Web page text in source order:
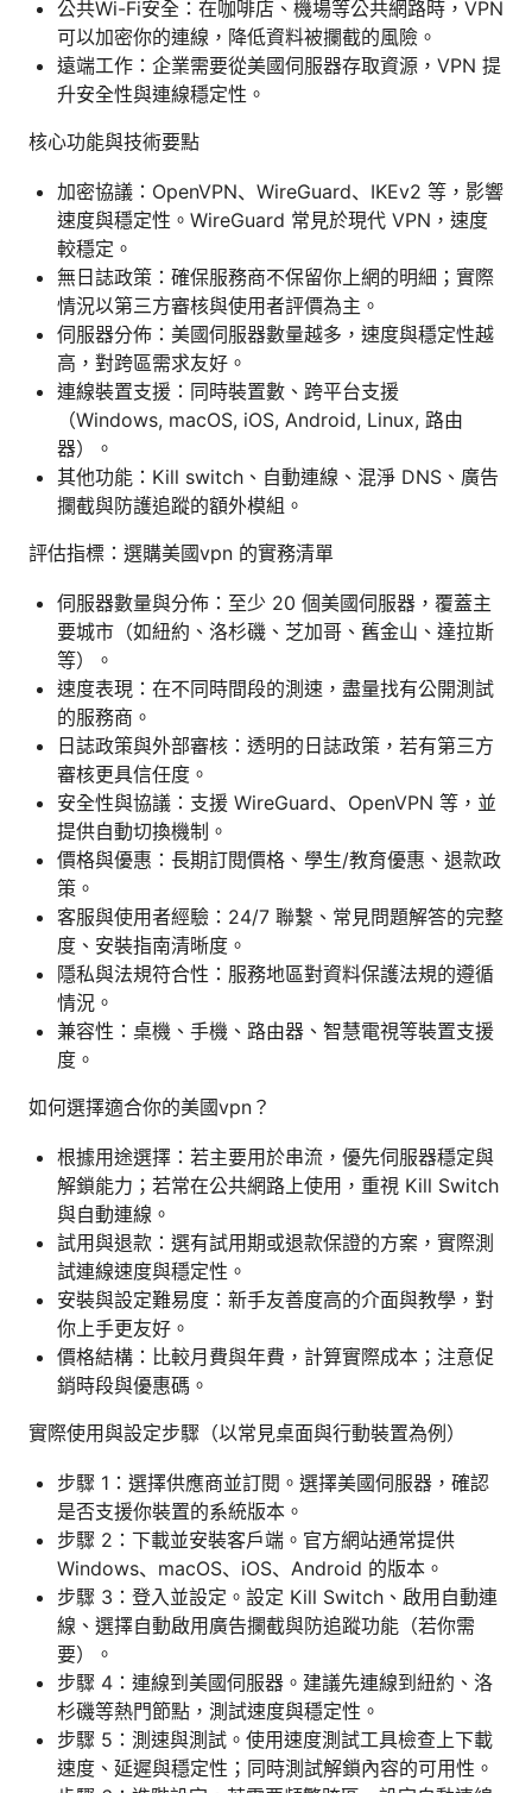
公共Wi-Fi安全：在咖啡店、機場等公共網路時，VPN
可以加密你的連線，降低資料被攔截的風險。
遠端工作：企業需要從美國伺服器存取資源，VPN 提
升安全性與連線穩定性。
核心功能與技術要點
加密協議：OpenVPN、WireGuard、IKEv2 等，影響
速度與穩定性。WireGuard 常見於現代 VPN，速度
較穩定。
無日誌政策：確保服務商不保留你上網的明細；實際
情況以第三方審核與使用者評價為主。
伺服器分佈：美國伺服器數量越多，速度與穩定性越
高，對跨區需求友好。
連線裝置支援：同時裝置數、跨平台支援
（Windows, macOS, iOS, Android, Linux, 路由
器）。
其他功能：Kill switch、自動連線、混淨 DNS、廣告
攔截與防護追蹤的額外模組。
評估指標：選購美國vpn 的實務清單
伺服器數量與分佈：至少 20 個美國伺服器，覆蓋主
要城市（如紐約、洛杉磯、芝加哥、舊金山、達拉斯
等）。
速度表現：在不同時間段的測速，盡量找有公開測試
的服務商。
日誌政策與外部審核：透明的日誌政策，若有第三方
審核更具信任度。
安全性與協議：支援 WireGuard、OpenVPN 等，並
提供自動切換機制。
價格與優惠：長期訂閱價格、學生/教育優惠、退款政
策。
客服與使用者經驗：24/7 聯繫、常見問題解答的完整
度、安裝指南清晰度。
隱私與法規符合性：服務地區對資料保護法規的遵循
情況。
兼容性：桌機、手機、路由器、智慧電視等裝置支援
度。
如何選擇適合你的美國vpn？
根據用途選擇：若主要用於串流，優先伺服器穩定與
解鎖能力；若常在公共網路上使用，重視 Kill Switch
與自動連線。
試用與退款：選有試用期或退款保證的方案，實際測
試連線速度與穩定性。
安裝與設定難易度：新手友善度高的介面與教學，對
你上手更友好。
價格結構：比較月費與年費，計算實際成本；注意促
銷時段與優惠碼。
實際使用與設定步驟（以常見桌面與行動裝置為例）
步驟 1：選擇供應商並訂閱。選擇美國伺服器，確認
是否支援你裝置的系統版本。
步驟 2：下載並安裝客戶端。官方網站通常提供
Windows、macOS、iOS、Android 的版本。
步驟 3：登入並設定。設定 Kill Switch、啟用自動連
線、選擇自動啟用廣告攔截與防追蹤功能（若你需
要）。
步驟 4：連線到美國伺服器。建議先連線到紐約、洛
杉磯等熱門節點，測試速度與穩定性。
步驟 5：測速與測試。使用速度測試工具檢查上下載
速度、延遲與穩定性；同時測試解鎖內容的可用性。